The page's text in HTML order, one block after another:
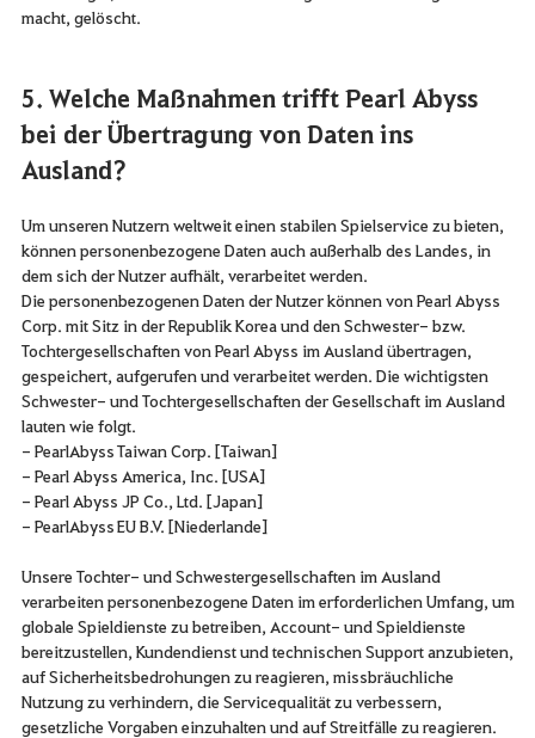
macht, gelöscht.
5. Welche Maßnahmen trifft Pearl Abyss
bei der Übertragung von Daten ins
Ausland?
Um unseren Nutzern weltweit einen stabilen Spielservice zu bieten,
können personenbezogene Daten auch außerhalb des Landes, in
dem sich der Nutzer aufhält, verarbeitet werden.
Die personenbezogenen Daten der Nutzer können von Pearl Abyss
Corp. mit Sitz in der Republik Korea und den Schwester- bzw.
Tochtergesellschaften von Pearl Abyss im Ausland übertragen,
gespeichert, aufgerufen und verarbeitet werden. Die wichtigsten
Schwester- und Tochtergesellschaften der Gesellschaft im Ausland
lauten wie folgt.
- PearlAbyss Taiwan Corp. [Taiwan]
- Pearl Abyss America, Inc. [USA]
- Pearl Abyss JP Co., Ltd. [Japan]
- PearlAbyss EU B.V. [Niederlande]
Unsere Tochter- und Schwestergesellschaften im Ausland
verarbeiten personenbezogene Daten im erforderlichen Umfang, um
globale Spieldienste zu betreiben, Account- und Spieldienste
bereitzustellen, Kundendienst und technischen Support anzubieten,
auf Sicherheitsbedrohungen zu reagieren, missbräuchliche
Nutzung zu verhindern, die Servicequalität zu verbessern,
gesetzliche Vorgaben einzuhalten und auf Streitfälle zu reagieren.